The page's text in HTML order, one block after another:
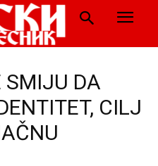
SMIJU DA
CILJ